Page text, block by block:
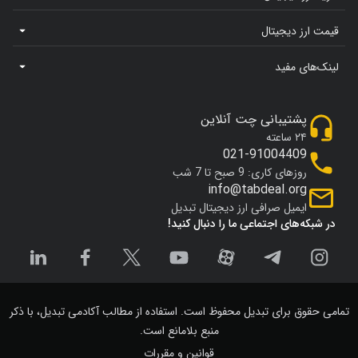
قیمت ارز دیجیتال
لینک‌های مفید
در شبکه‌های اجتماعی ما را دنبال کنید!
پشتیبانی چت آنلاین
۲۴ ساعته
021-91004409
روزهای کاری: 9 صبح تا 7 شب
info@tabdeal.org
ایمیل صرافی ارز دیجیتال تبدیل
تمامی حقوق برای تبدیل محفوظ است. استفاده از مطالب آکادمی تبدیل، با ذکر
منبع بلامانع است.
قوانین و مقررات